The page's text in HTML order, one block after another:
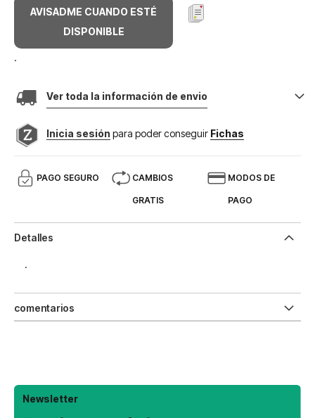
imágenes
AVISADME CUANDO ESTÉ
DISPONIBLE
.
Ver toda la información de envio
Inicia sesión para poder conseguir Fichas
PAGO SEGURO CAMBIOS
GRATIS
MODOS DE
PAGO
Detalles
.
comentarios
Newsletter